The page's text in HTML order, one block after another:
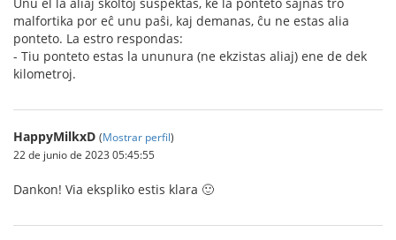
malfortika por eĉ unu paŝi, kaj demanas, ĉu ne estas alia
ponteto. La estro respondas:
- Tiu ponteto estas la ununura (ne ekzistas aliaj) ene de dek
kilometroj.
HappyMilkxD (Mostrar perfil)
22 de junio de 2023 05:45:55
Dankon! Via ekspliko estis klara 🙂